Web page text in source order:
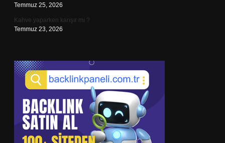
Temmuz 25, 2026
Kahve yaparken karışır mı ?
Temmuz 23, 2026